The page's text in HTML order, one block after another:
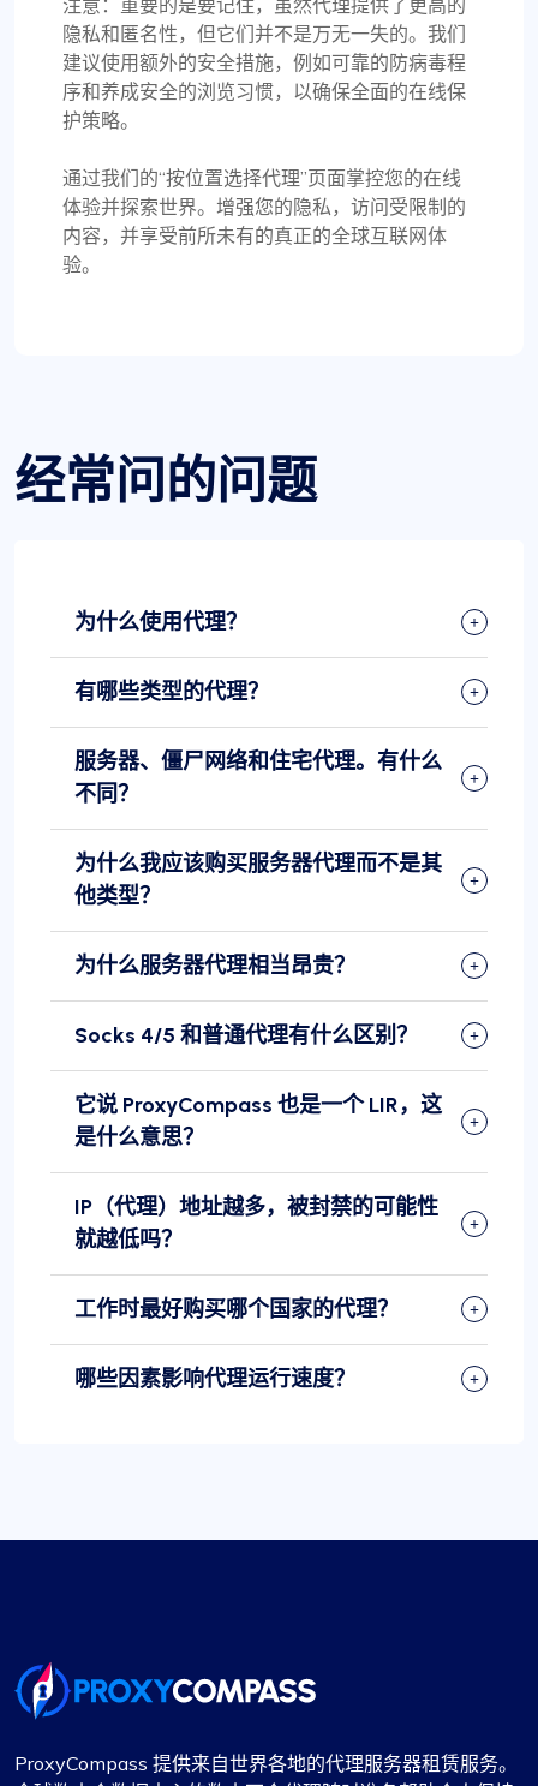
隐私和匿名性，但它们并不是万无一失的。我们
建议使用额外的安全措施，例如可靠的防病毒程
序和养成安全的浏览习惯，以确保全面的在线保
护策略。
通过我们的“按位置选择代理”页面掌控您的在线
体验并探索世界。增强您的隐私，访问受限制的
内容，并享受前所未有的真正的全球互联网体
验。
经常问的问题
为什么使用代理？
有哪些类型的代理？
服务器、僵尸网络和住宅代理。有什么
不同？
为什么我应该购买服务器代理而不是其
他类型？
为什么服务器代理相当昂贵？
Socks 4/5 和普通代理有什么区别？
它说 ProxyCompass 也是一个 LIR，这
是什么意思？
IP（代理）地址越多，被封禁的可能性
就越低吗？
工作时最好购买哪个国家的代理？
哪些因素影响代理运行速度？
ProxyCompass 提供来自世界各地的代理服务器租赁服务。